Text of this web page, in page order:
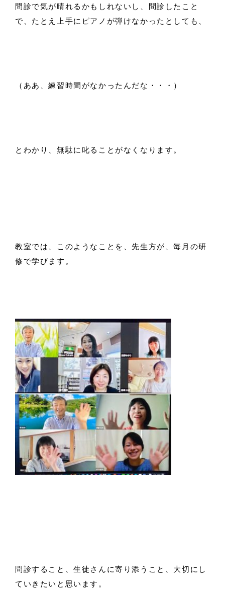
問診で気が晴れるかもしれないし、問診したこと
で、たとえ上手にピアノが弾けなかったとしても、
（ああ、練習時間がなかったんだな・・・）
とわかり、無駄に叱ることがなくなります。
教室では、このようなことを、先生方が、毎月の研
修で学びます。
問診すること、生徒さんに寄り添うこと、大切にし
ていきたいと思います。